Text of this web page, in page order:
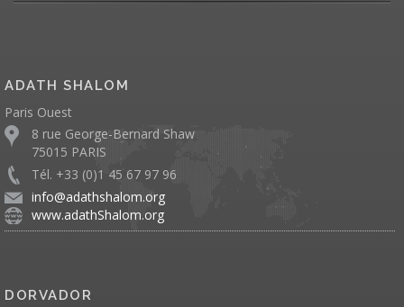
ADATH SHALOM
Paris Ouest
8 rue George-Bernard Shaw
75015 PARIS
Tél. +33 (0)1 45 67 97 96
info@adathshalom.org
www.adathShalom.org
DORVADOR